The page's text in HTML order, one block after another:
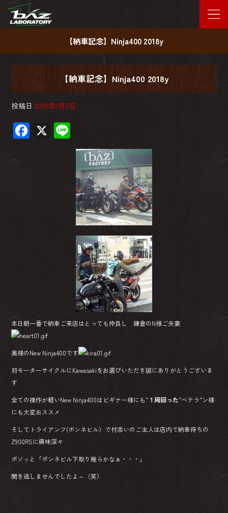
【納車記念】Ninja400 2018y
【納車記念】Ninja400 2018y
投稿日 2018年2月3日
F X
ne
本日朝一番で納車ご来店はとっても仲良し 鎌倉のN様ご夫妻
奥様のNew Ninja400です
初モーターサイクルにKawasakiをお選びいただき誠にありがとうございま
す
全ての操作が軽いNew Ninja400はビギナー様にも” １周回った”ベテラ”ン様
にも大変おススメ
そしてトライアンフ(ボンネビル）で付添いのご主人は店内で納車待ちの
Z900RSに興味深々
ボソッと「ボンネビル下取り幾らかなぁ・・・」
聞き逃しませんでしたよ～（笑）